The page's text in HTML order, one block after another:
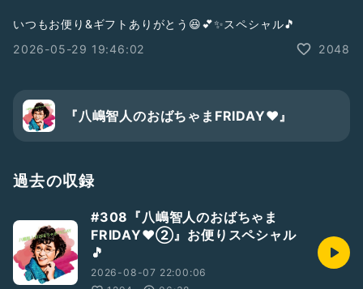
いつもお便り&ギフトありがとう😆💕✨スペシャル🎵
2026-05-29 19:46:02
2048
『八嶋智人のおばちゃまFRIDAY❤️』
過去の収録
#308『八嶋智人のおばちゃま
FRIDAY❤️②』お便りスペシャル
🎵
2026-08-07 22:00:06